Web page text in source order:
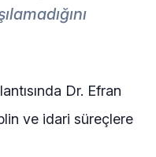
Dr. Efran
ve idari süreçlere